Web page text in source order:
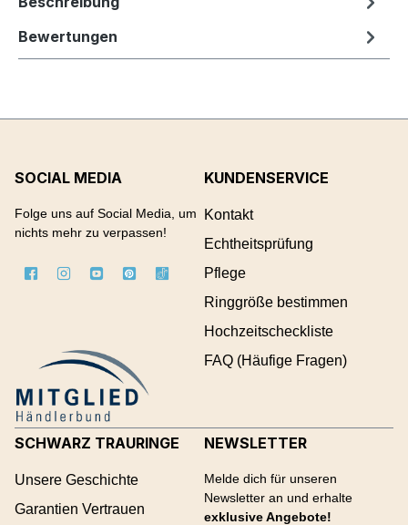
Bewertungen
SOCIAL MEDIA
Folge uns auf Social Media, um
nichts mehr zu verpassen!
KUNDENSERVICE
Kontakt
Echtheitsprüfung
Pflege
Ringgröße bestimmen
Hochzeitscheckliste
FAQ (Häufige Fragen)
SCHWARZ TRAURINGE
Unsere Geschichte
Garantien Vertrauen
NEWSLETTER
Melde dich für unseren
Newsletter an und erhalte
exklusive Angebote!